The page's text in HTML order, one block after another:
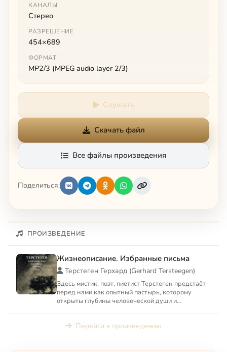
КАНАЛЫ
Стерео
РАЗРЕШЕНИЕ
454×689
ФОРМАТ
MP2/3 (MPEG audio layer 2/3)
Слушать
Скачать файл
Все файлы произведения
Поделиться:
ПРОИЗВЕДЕНИЕ
Жизнеописание. Избранные письма
Терстеген Герхард (Gerhard Tersteegen)
Здесь мистик, поэт, пиетист Терстеген предстаёт
перед нами как опытный пастырь, которому
открыты глубины человеческой души и
Перейти к произведению